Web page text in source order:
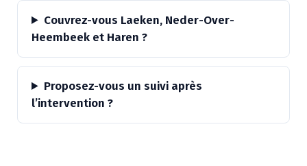
Couvrez-vous Laeken, Neder-Over-
Heembeek et Haren ?
Proposez-vous un suivi après
l’intervention ?